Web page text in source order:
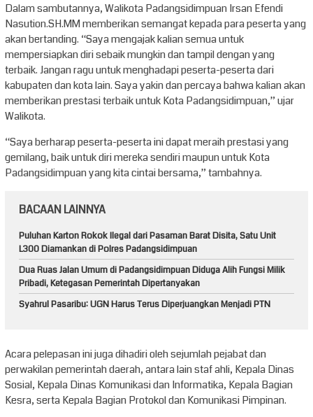
Dalam sambutannya, Walikota Padangsidimpuan Irsan Efendi
Nasution.SH.MM memberikan semangat kepada para peserta yang
akan bertanding. “Saya mengajak kalian semua untuk
mempersiapkan diri sebaik mungkin dan tampil dengan yang
terbaik. Jangan ragu untuk menghadapi peserta-peserta dari
kabupaten dan kota lain. Saya yakin dan percaya bahwa kalian akan
memberikan prestasi terbaik untuk Kota Padangsidimpuan,” ujar
Walikota.
“Saya berharap peserta-peserta ini dapat meraih prestasi yang
gemilang, baik untuk diri mereka sendiri maupun untuk Kota
Padangsidimpuan yang kita cintai bersama,” tambahnya.
BACAAN LAINNYA
Puluhan Karton Rokok Ilegal dari Pasaman Barat Disita, Satu Unit
L300 Diamankan di Polres Padangsidimpuan
Dua Ruas Jalan Umum di Padangsidimpuan Diduga Alih Fungsi Milik
Pribadi, Ketegasan Pemerintah Dipertanyakan
Syahrul Pasaribu: UGN Harus Terus Diperjuangkan Menjadi PTN
Acara pelepasan ini juga dihadiri oleh sejumlah pejabat dan
perwakilan pemerintah daerah, antara lain staf ahli, Kepala Dinas
Sosial, Kepala Dinas Komunikasi dan Informatika, Kepala Bagian
Kesra, serta Kepala Bagian Protokol dan Komunikasi Pimpinan.